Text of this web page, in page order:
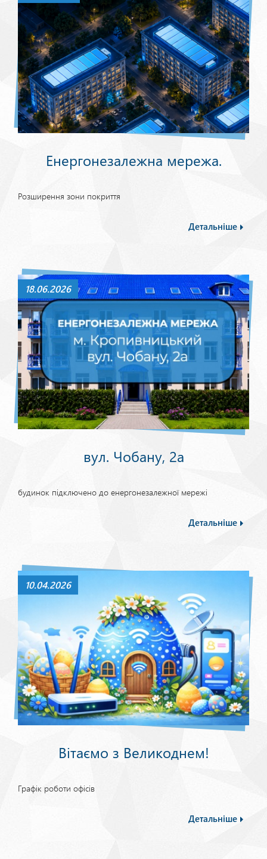
Енергонезалежна мережа.
Розширення зони покриття
Детальніше
18.06.2026
вул. Чобану, 2а
будинок підключено до енергонезалежної мережі
Детальніше
10.04.2026
Вітаємо з Великоднем!
Графік роботи офісів
Детальніше